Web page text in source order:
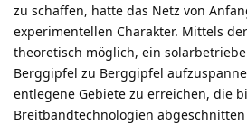
zu schaffen, hatte das Netz von
experimentellen Charakter. Mittels
theoretisch möglich, ein
Berggipfel zu Berggipfel
entlegene Gebiete zu erreichen, die
Breitbandtechnologien